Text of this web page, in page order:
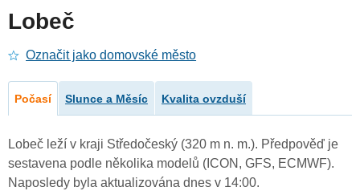
Lobeč
Označit jako domovské město
Počasí Slunce a Měsíc Kvalita ovzduší
Lobeč leží v kraji Středočeský (320 m n. m.). Předpověď je
sestavena podle několika modelů (ICON, GFS, ECMWF).
Naposledy byla aktualizována dnes v 14:00.